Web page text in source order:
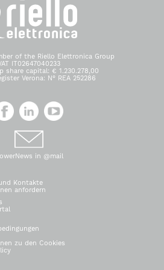
of the Riello Elettronica Group
IT02647040233
share capital: € 1.230.278,00
Verona: N° REA 252286
in @mail
Kontakte
anfordern
zu den Cookies